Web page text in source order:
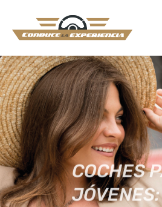
COCHES